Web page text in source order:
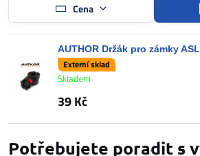
Cena
AUTHOR Držák pro zámky
Externí sklad
Skladem
39 Kč
Potřebujete poradit s